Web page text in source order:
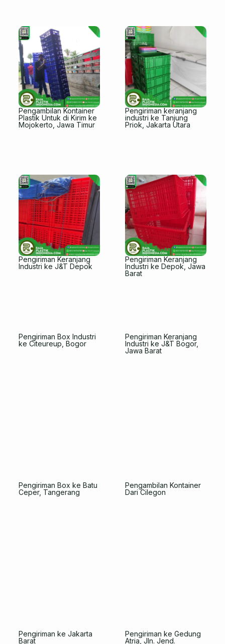
Pengambilan Kontainer
Plastik Untuk di Kirim ke
Mojokerto, Jawa Timur
Pengiriman keranjang
industri ke Tanjung
Priok, Jakarta Utara
Pengiriman Keranjang
Industri ke J&T Depok
Pengiriman Keranjang
Industri ke Depok, Jawa
Barat
Pengambilan Kontainer
Dari Cilegon
Pengiriman ke Jakarta
Barat
Pengiriman ke Gedung
Atria, Jln. Jend.